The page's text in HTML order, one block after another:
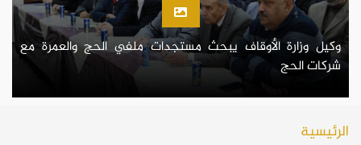
وكيل وزارة الأوقاف يبحث مستجدات ملفي الحج والعمرة مع
شركات الحج
الرئيسية